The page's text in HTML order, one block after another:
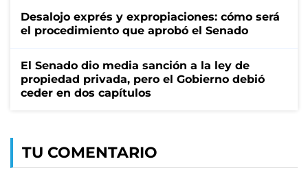
Desalojo exprés y expropiaciones: cómo será
el procedimiento que aprobó el Senado
El Senado dio media sanción a la ley de
propiedad privada, pero el Gobierno debió
ceder en dos capítulos
TU COMENTARIO